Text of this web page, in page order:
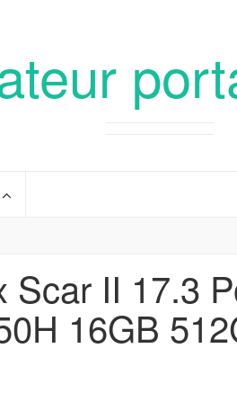
Scar II 17.3
16GB